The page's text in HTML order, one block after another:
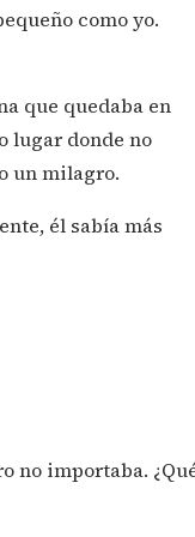
como yo.
que quedaba en
lugar donde no
un milagro.
él sabía más
no importaba.